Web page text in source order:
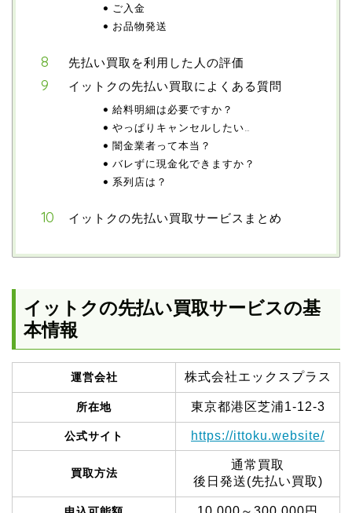
ご入金
お品物発送
先払い買取を利用した人の評価
イットクの先払い買取によくある質問
給料明細は必要ですか？
やっぱりキャンセルしたい…
闇金業者って本当？
バレずに現金化できますか？
系列店は？
イットクの先払い買取サービスまとめ
イットクの先払い買取サービスの基
本情報
運営会社 株式会社エックスプラス
所在地 東京都港区芝浦1-12-3
公式サイト https://ittoku.website/
買取方法
通常買取
後日発送(先払い買取)